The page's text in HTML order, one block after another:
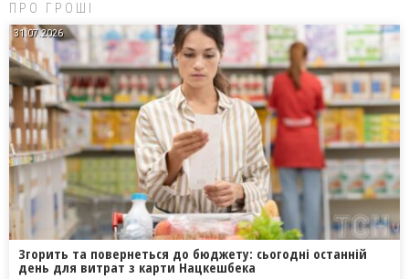
ПРО ГРОШІ
31.07.2026
Згорить та повернеться до бюджету: сьогодні останній
день для витрат з карти Нацкешбека